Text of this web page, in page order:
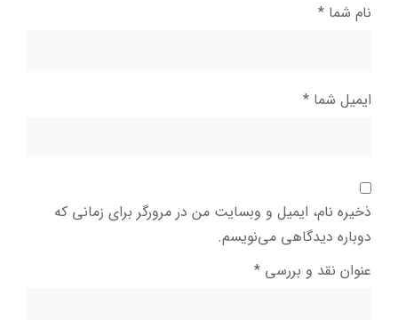
نام شما *
ایمیل شما *
ذخیره نام، ایمیل و وبسایت من در مرورگر برای زمانی که
دوباره دیدگاهی می‌نویسم.
عنوان نقد و بررسی *